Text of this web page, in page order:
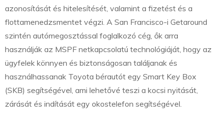
azonosítását és hitelesítését, valamint a fizetést és a
flottamenedzsmentet végzi. A San Francisco-i Getaround
szintén autómegosztással foglalkozó cég, ők arra
használják az MSPF netkapcsolatú technológiáját, hogy az
ügyfelek könnyen és biztonságosan találjanak és
használhassanak Toyota bérautót egy Smart Key Box
(SKB) segítségével, ami lehetővé teszi a kocsi nyitását,
zárását és indítását egy okostelefon segítségével.